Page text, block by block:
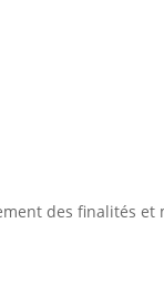
des finalités